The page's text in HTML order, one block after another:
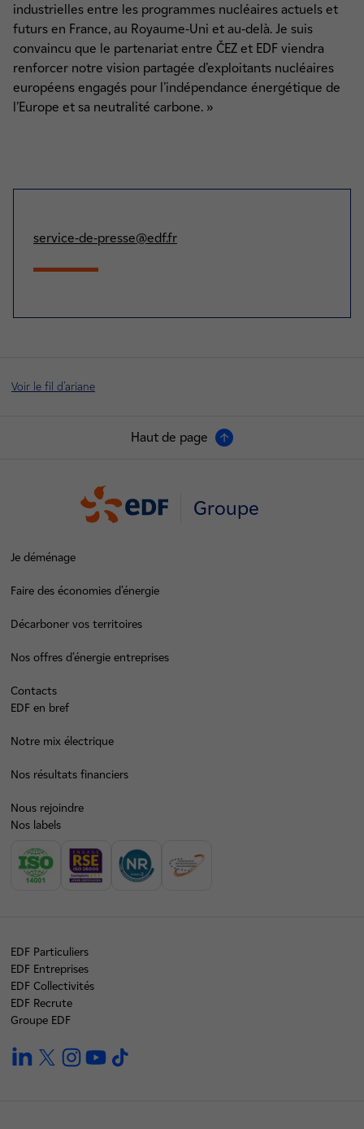
industrielles entre les programmes nucléaires actuels et
futurs en France, au Royaume-Uni et au-delà. Je suis
convaincu que le partenariat entre ČEZ et EDF viendra
renforcer notre vision partagée d’exploitants nucléaires
européens engagés pour l’indépendance énergétique de
l’Europe et sa neutralité carbone. »
service-de-presse@edf.fr
Voir le fil d'ariane
Haut de page
Groupe
Je déménage
Faire des économies d’énergie
Décarboner vos territoires
Nos offres d’énergie entreprises
Contacts
EDF en bref
Notre mix électrique
Nos résultats financiers
Nous rejoindre
Nos labels
EDF Particuliers
EDF Entreprises
EDF Collectivités
EDF Recrute
Groupe EDF
linkedintwitterinstagramyoutube